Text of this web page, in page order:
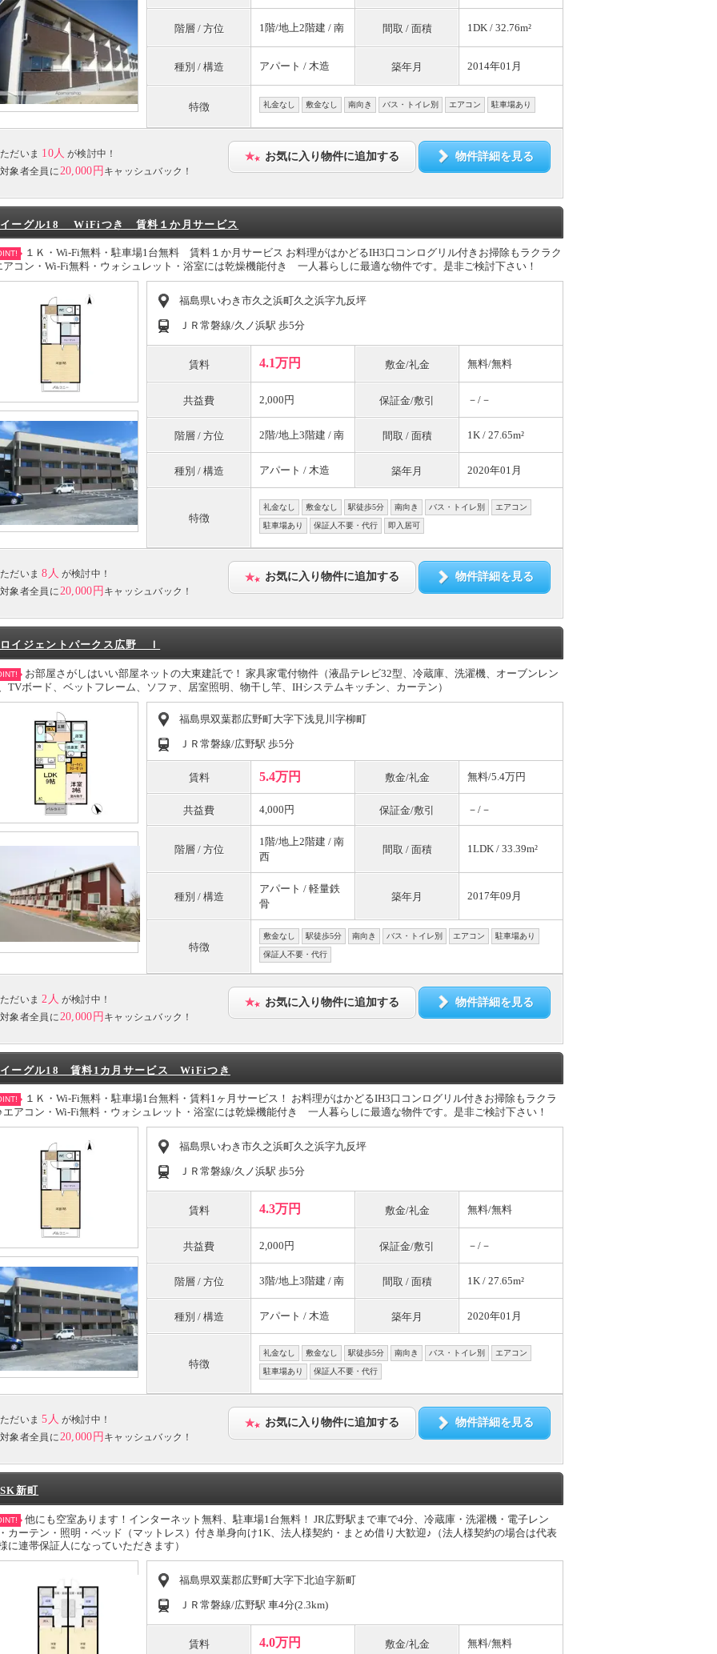
階層 / 方位 1階/地上2階建 / 南 間取 / 面積 1DK / 32.76m²
種別 / 構造 アパート / 木造 築年月 2014年01月
特徴 礼金なし 敷金なし 南向き バス・トイレ別 エアコン 駐車場あり
ただいま 10人 が検討中！
対象者全員に 20,000円 キャッシュバック！
お気に入り物件に追加する 物件詳細を見る
イーグル18 WiFiつき 賃料１か月サービス
１Ｋ・Wi-Fi無料・駐車場1台無料 賃料１か月サービス お料理がはかどるIH3口コンログリル付きお掃除もラクラク
アコン・Wi-Fi無料・ウォシュレット・浴室には乾燥機能付き 一人暮らしに最適な物件です。是非ご検討下さい！
福島県いわき市久之浜町久之浜字九反坪
ＪＲ常磐線/久ノ浜駅 歩5分
賃料 4.1万円 敷金/礼金 無料/無料
共益費 2,000円 保証金/敷引 －/－
階層 / 方位 2階/地上3階建 / 南 間取 / 面積 1K / 27.65m²
種別 / 構造 アパート / 木造 築年月 2020年01月
特徴
礼金なし 敷金なし 駅徒歩5分 南向き バス・トイレ別 エアコン
駐車場あり 保証人不要・代行 即入居可
ただいま 8人 が検討中！
対象者全員に20,000円 キャッシュバック！
お気に入り物件に追加する 物件詳細を見る
ロイジェントパークス広野 Ｉ
お部屋さがしはいい部屋ネットの大東建託で！ 家具家電付物件（液晶テレビ32型、冷蔵庫、洗濯機、オーブンレン
TVボード、ベットフレーム、ソファ、居室照明、物干し竿、IHシステムキッチン、カーテン）
福島県双葉郡広野町大字下浅見川字柳町
ＪＲ常磐線/広野駅 歩5分
賃料 5.4万円 敷金/礼金 無料/5.4万円
共益費 4,000円 保証金/敷引 －/－
階層 / 方位
1階/地上2階建 / 南
西
間取 / 面積 1LDK / 33.39m²
種別 / 構造
アパート / 軽量鉄
骨
築年月 2017年09月
特徴
敷金なし 駅徒歩5分 南向き バス・トイレ別 エアコン 駐車場あり
保証人不要・代行
ただいま 2人 が検討中！
対象者全員に 20,000円 キャッシュバック！
お気に入り物件に追加する 物件詳細を見る
イーグル18 賃料1カ月サービス WiFiつき
１Ｋ・Wi-Fi無料・駐車場1台無料・賃料1ヶ月サービス！ お料理がはかどるIH3口コンログリル付きお掃除もラクラ
エアコン・Wi-Fi無料・ウォシュレット・浴室には乾燥機能付き 一人暮らしに最適な物件です。是非ご検討下さい！
福島県いわき市久之浜町久之浜字九反坪
ＪＲ常磐線/久ノ浜駅 歩5分
賃料 4.3万円 敷金/礼金 無料/無料
共益費 2,000円 保証金/敷引 －/－
階層 / 方位 3階/地上3階建 / 南 間取 / 面積 1K / 27.65m²
種別 / 構造 アパート / 木造 築年月 2020年01月
特徴
礼金なし 敷金なし 駅徒歩5分 南向き バス・トイレ別 エアコン
駐車場あり 保証人不要・代行
ただいま 5人 が検討中！
対象者全員に20,000円 キャッシュバック！
お気に入り物件に追加する 物件詳細を見る
SK新町
他にも空室あります！インターネット無料、駐車場1台無料！ JR広野駅まで車で4分、冷蔵庫・洗濯機・電子レン
カーテン・照明・ベッド（マットレス）付き単身向け1K、法人様契約・まとめ借り大歓迎♪（法人様契約の場合は代表
に連帯保証人になっていただきます）
福島県双葉郡広野町大字下北迫字新町
ＪＲ常磐線/広野駅 車4分(2.3km)
賃料 4.0万円 敷金/礼金 無料/無料